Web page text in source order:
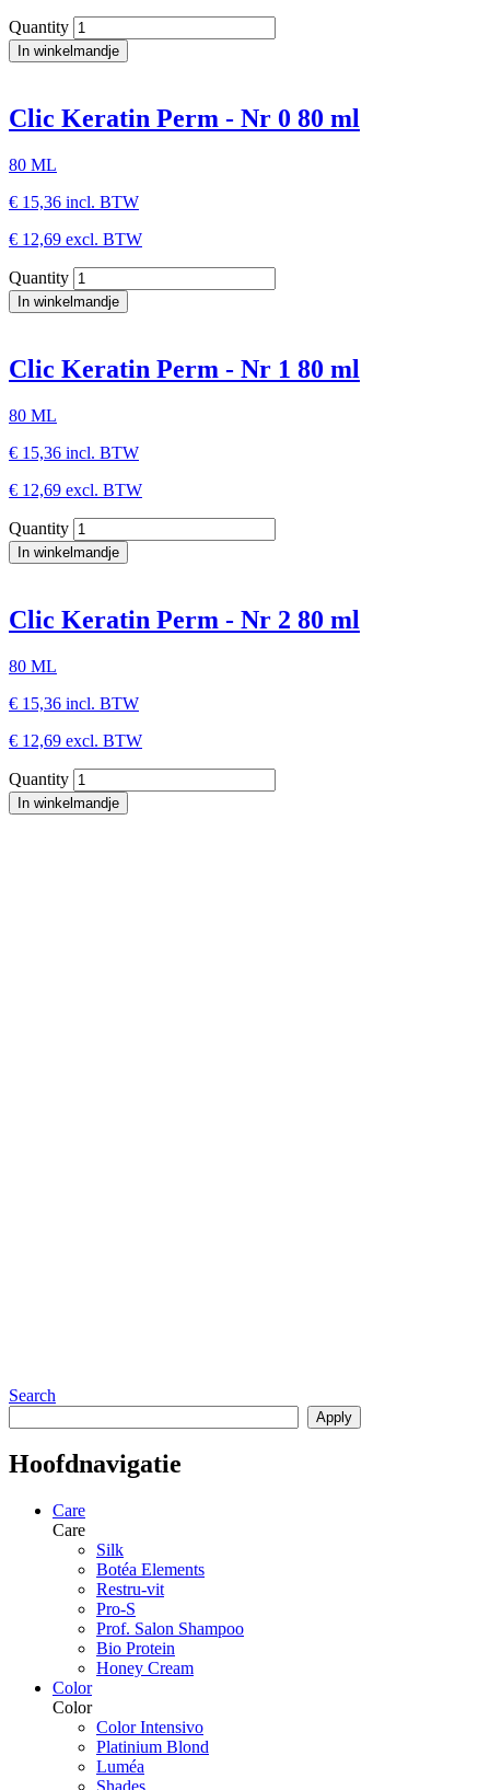
Quantity
Clic Keratin Perm - Nr 0 80 ml
80 ML
€ 15,36 incl. BTW
€ 12,69 excl. BTW
Quantity
Clic Keratin Perm - Nr 1 80 ml
80 ML
€ 15,36 incl. BTW
€ 12,69 excl. BTW
Quantity
Clic Keratin Perm - Nr 2 80 ml
80 ML
€ 15,36 incl. BTW
€ 12,69 excl. BTW
Quantity
Search
Hoofdnavigatie
Care
Care
Silk
Botéa Elements
Restru-vit
Pro-S
Prof. Salon Shampoo
Bio Protein
Honey Cream
Color
Color
Color Intensivo
Platinium Blond
Luméa